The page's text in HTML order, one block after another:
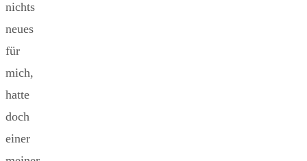
nichts
neues
für
mich,
hatte
doch
einer